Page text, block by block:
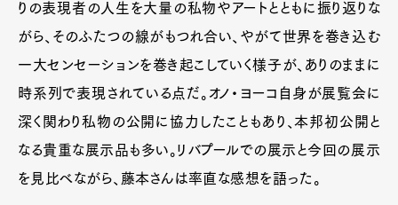
りの表現者の人生を大量の私物やアートとともに振り返りな
がら、そのふたつの線がもつれ合い、やがて世界を巻き込む
一大センセーションを巻き起こしていく様子が、ありのままに
時系列で表現されている点だ。オノ・ヨーコ自身が展覧会に
深く関わり私物の公開に協力したこともあり、本邦初公開と
なる貴重な展示品も多い。リバプールでの展示と今回の展示
を見比べながら、藤本さんは率直な感想を語った。